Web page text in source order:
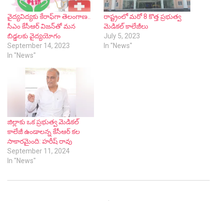
వైద్య‌విద్య‌కు కేరాఫ్‌గా తెలంగాణ‌..
సీఎం కేసీఆర్ విజ‌న్‌తో మ‌న‌
బిడ్డ‌ల‌కు వైద్య‌యోగం
September 14, 2023
In "News"
రాష్ట్రంలో మరో 8 కొత్త ప్రభుత్వ
మెడికల్ కాలేజీలు
July 5, 2023
In "News"
జిల్లాకు ఒక ప్రభుత్వ మెడికల్
కాలేజీ ఉండాలన్న కేసీఆర్ కల
సాకారమైంది: హరీష్ రావు
September 11, 2024
In "News"